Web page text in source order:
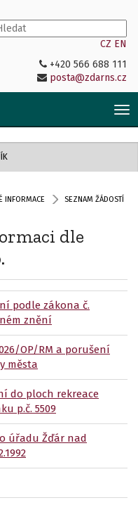
CZ EN
+420 566 688 111
posta@zdarns.cz
INFORMACE SEZNAM ŽÁDOSTÍ
dle
podle zákona č.
znění
OP/RM a porušení
města
do ploch rekreace
p.č. 5509
úřadu Žďár nad